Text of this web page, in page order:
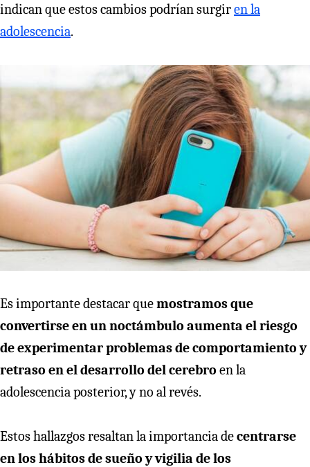
indican que estos cambios podrían surgiren la
adolescencia.
Es importante destacar quemostramos que
convertirse en un noctámbulo aumenta el riesgo
de experimentar problemas de comportamiento y
retraso en el desarrollo del cerebro en la
adolescencia posterior, y no al revés.
Estos hallazgos resaltan la importancia decentrarse
en los hábitos de sueño y vigilia de los